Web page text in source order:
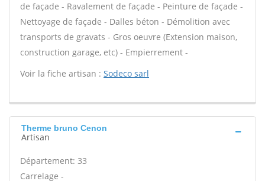
de façade - Ravalement de façade - Peinture de façade -
Nettoyage de façade - Dalles béton - Démolition avec
transports de gravats - Gros oeuvre (Extension maison,
construction garage, etc) - Empierrement -
Voir la fiche artisan : Sodeco sarl
Therme bruno Cenon
Artisan
Département: 33
Carrelage -